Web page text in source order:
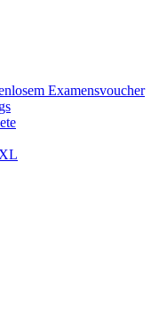
Examensvoucher